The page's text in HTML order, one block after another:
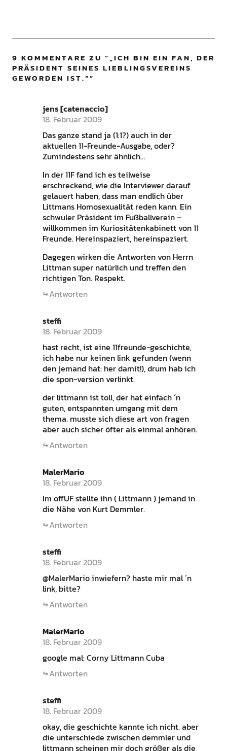
9 KOMMENTARE ZU “„ICH BIN EIN FAN, DER
PRÄSIDENT SEINES LIEBLINGSVEREINS
GEWORDEN IST.“”
jens [catenaccio]
18. Februar 2009
Das ganze stand ja (1:1?) auch in der
aktuellen 11-Freunde-Ausgabe, oder?
Zumindestens sehr ähnlich…
In der 11F fand ich es teilweise
erschreckend, wie die Interviewer darauf
gelauert haben, dass man endlich über
Littmans Homosexualität reden kann. Ein
schwuler Präsident im Fußballverein –
willkommen im Kuriositätenkabinett von 11
Freunde. Hereinspaziert, hereinspaziert.
Dagegen wirken die Antworten von Herrn
Littman super natürlich und treffen den
richtigen Ton. Respekt.
Antworten
steffi
18. Februar 2009
hast recht, ist eine 11freunde-geschichte,
ich habe nur keinen link gefunden (wenn
den jemand hat: her damit!), drum hab ich
die spon-version verlinkt.
der littmann ist toll, der hat einfach ´n
guten, entspannten umgang mit dem
thema. musste sich diese art von fragen
aber auch sicher öfter als einmal anhören.
Antworten
MalerMario
18. Februar 2009
Im offUF stellte ihn ( Littmann ) jemand in
die Nähe von Kurt Demmler.
Antworten
steffi
18. Februar 2009
@MalerMario inwiefern? haste mir mal ´n
link, bitte?
Antworten
MalerMario
18. Februar 2009
google mal: Corny Littmann Cuba
Antworten
steffi
18. Februar 2009
okay, die geschichte kannte ich nicht. aber
die unterschiede zwischen demmler und
littmann scheinen mir doch größer als die